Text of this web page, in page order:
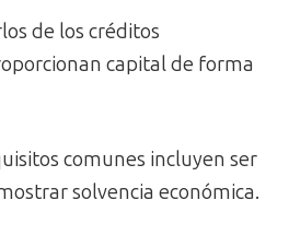
de los créditos
capital de forma
comunes incluyen ser
solvencia económica.